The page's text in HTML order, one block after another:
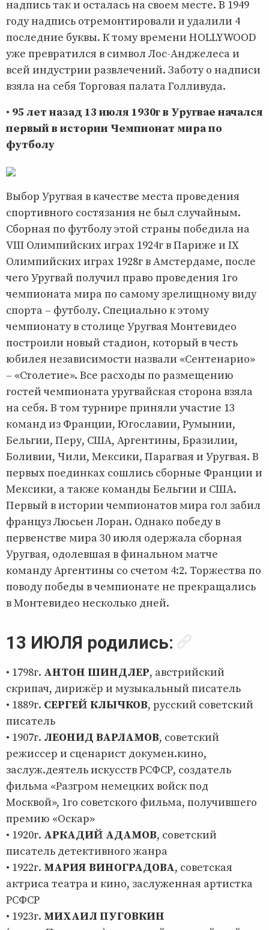
надпись так и осталась на своем месте. В 1949
году надпись отремонтировали и удалили 4
последние буквы. К тому времени HOLLYWOOD
уже превратился в символ Лос-Анджелеса и
всей индустрии развлечений. Заботу о надписи
взяла на себя Торговая палата Голливуда.
• 95 лет назад 13 июля 1930г в Уругвае начался
первый в истории Чемпионат мира по
футболу
Выбор Уругвая в качестве места проведения
спортивного состязания не был случайным.
Сборная по футболу этой страны победила на
VIII Олимпийских играх 1924г в Париже и IX
Олимпийских играх 1928г в Амстердаме, после
чего Уругвай получил право проведения 1го
чемпионата мира по самому зрелищному виду
спорта – футболу. Специально к этому
чемпионату в столице Уругвая Монтевидео
построили новый стадион, который в честь
юбилея независимости назвали «Сентенарио»
– «Столетие». Все расходы по размещению
гостей чемпионата уругвайская сторона взяла
на себя. В том турнире приняли участие 13
команд из Франции, Югославии, Румынии,
Бельгии, Перу, США, Аргентины, Бразилии,
Боливии, Чили, Мексики, Парагвая и Уругвая. В
первых поединках сошлись сборные Франции и
Мексики, а также команды Бельгии и США.
Первый в истории чемпионатов мира гол забил
француз Люсьен Лоран. Однако победу в
первенстве мира 30 июля одержала сборная
Уругвая, одолевшая в финальном матче
команду Аргентины со счетом 4:2. Торжества по
поводу победы в чемпионате не прекращались
в Монтевидео несколько дней.
13 ИЮЛЯ родились:
• 1798г. АНТОН ШИНДЛЕР, австрийский
скрипач, дирижёр и музыкальный писатель
• 1889г. СЕРГЕЙ КЛЫЧКОВ, русский советский
писатель
• 1907г. ЛЕОНИД ВАРЛАМОВ, советский
режиссер и сценарист докумен.кино,
заслуж.деятель искусств РСФСР, создатель
фильма «Разгром немецких войск под
Москвой», 1го советского фильма, получившего
премию «Оскар»
• 1920г. АРКАДИЙ АДАМОВ, советский
писатель детективного жанра
• 1922г. МАРИЯ ВИНОГРАДОВА, советская
актриса театра и кино, заслуженная артистка
РСФСР
• 1923г. МИХАИЛ ПУГОВКИН